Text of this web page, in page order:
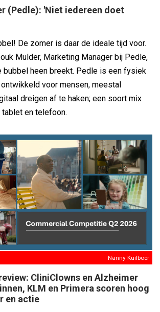
(Pedle): 'Niet iedereen doet
De zomer is daar de ideale tijd voor.
Mulder, Marketing Manager bij Pedle,
bubbel heen breekt. Pedle is een fysiek
voor mensen, meestal
dreigen af te haken; een soort mix
tablet en telefoon.
Nanny Kuilboer
CliniClowns en Alzheimer
KLM en Primera scoren hoog
en actie